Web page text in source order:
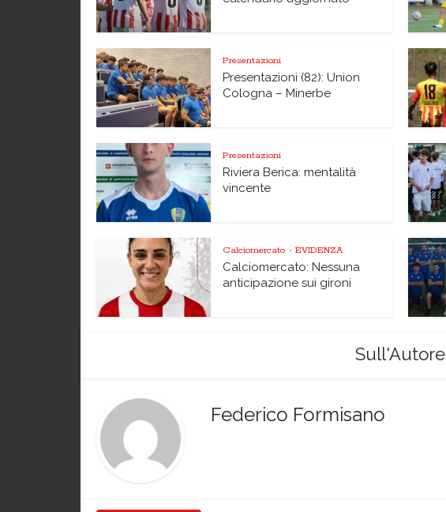
Presentazioni
Presentazioni (82): Union
Cologna – Minerbe
Presentazioni
Riviera Berica: mentalità
vincente
Calciomercato • EVIDENZA
Calciomercato: Nessuna
anticipazione sui gironi
Sull'Autore
Federico Formisano